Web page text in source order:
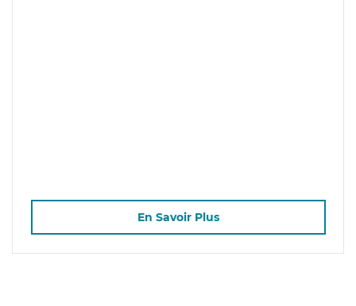
En Savoir Plus